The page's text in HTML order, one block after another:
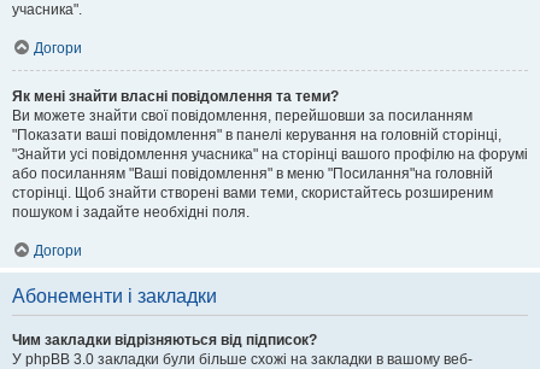
учасника".
Догори
Як мені знайти власні повідомлення та теми?
Ви можете знайти свої повідомлення, перейшовши за посиланням
"Показати ваші повідомлення" в панелі керування на головній сторінці,
"Знайти усі повідомлення учасника" на сторінці вашого профілю на форумі
або посиланням "Ваші повідомлення" в меню "Посилання"на головній
сторінці. Щоб знайти створені вами теми, скористайтесь розширеним
пошуком і задайте необхідні поля.
Догори
Абонементи і закладки
Чим закладки відрізняються від підписок?
У phpBB 3.0 закладки були більше схожі на закладки в вашому веб-